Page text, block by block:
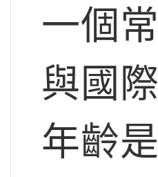
一個
與國
年齡